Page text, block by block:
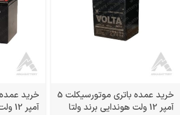
خرید عمده باتری موتورسیکلت 5
آمپر 12 ولت هوندایی برند ولتا
آمپر 12 ولت هوندایی برند ولتا